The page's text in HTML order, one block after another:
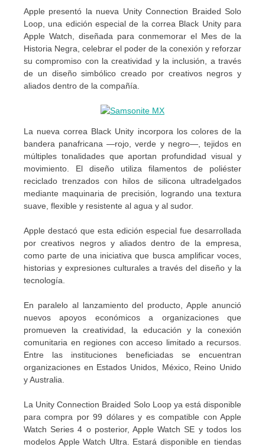
Apple presentó la nueva Unity Connection Braided Solo
Loop, una edición especial de la correa Black Unity para
Apple Watch, diseñada para conmemorar el Mes de la
Historia Negra, celebrar el poder de la conexión y reforzar
su compromiso con la creatividad y la inclusión, a través
de un diseño simbólico creado por creativos negros y
aliados dentro de la compañía.
La nueva correa Black Unity incorpora los colores de la
bandera panafricana —rojo, verde y negro—, tejidos en
múltiples tonalidades que aportan profundidad visual y
movimiento. El diseño utiliza filamentos de poliéster
reciclado trenzados con hilos de silicona ultradelgados
mediante maquinaria de precisión, logrando una textura
suave, flexible y resistente al agua y al sudor.
Apple destacó que esta edición especial fue desarrollada
por creativos negros y aliados dentro de la empresa,
como parte de una iniciativa que busca amplificar voces,
historias y expresiones culturales a través del diseño y la
tecnología.
En paralelo al lanzamiento del producto, Apple anunció
nuevos apoyos económicos a organizaciones que
promueven la creatividad, la educación y la conexión
comunitaria en regiones con acceso limitado a recursos.
Entre las instituciones beneficiadas se encuentran
organizaciones en Estados Unidos, México, Reino Unido
y Australia.
La Unity Connection Braided Solo Loop ya está disponible
para compra por 99 dólares y es compatible con Apple
Watch Series 4 o posterior, Apple Watch SE y todos los
modelos Apple Watch Ultra. Estará disponible en tiendas